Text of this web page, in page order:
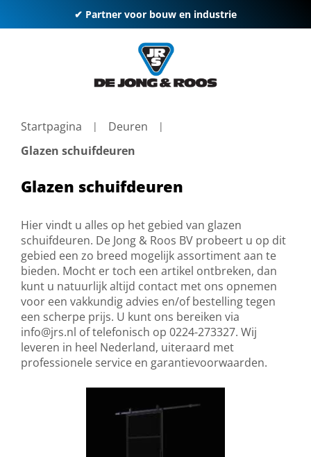
✔ Partner voor bouw en industrie
Startpagina
Deuren
Glazen schuifdeuren
Glazen schuifdeuren
Hier vindt u alles op het gebied van glazen
schuifdeuren. De Jong & Roos BV probeert u op dit
gebied een zo breed mogelijk assortiment aan te
bieden. Mocht er toch een artikel ontbreken, dan
kunt u natuurlijk altijd contact met ons opnemen
voor een vakkundig advies en/of bestelling tegen
een scherpe prijs. U kunt ons bereiken via
info@jrs.nl of telefonisch op 0224-273327. Wij
leveren in heel Nederland, uiteraard met
professionele service en garantievoorwaarden.